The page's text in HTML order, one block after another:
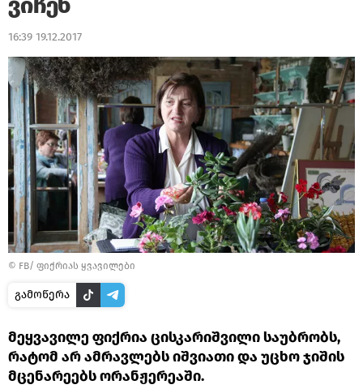
16:39 19.12.2017
© FB/ ფიქრიას ყვავილები
გამოწერა
მეყვავილე ფიქრია ცისკარიშვილი საუბრობს,
რატომ არ ამრავლებს იშვიათი და უცხო ჯიშის
მცენარეებს ორანჟერეაში.